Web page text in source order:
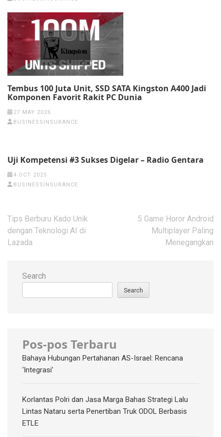
Tembus 100 Juta Unit, SSD SATA Kingston A400 Jadi
Komponen Favorit Rakit PC Dunia
27 MAY 2026
BUSINESSINSURANCE
Uji Kompetensi #3 Sukses Digelar – Radio Gentara
4 OCT 2025
BUSINESSINSURANCE
Post
navigation
Tips Berburu Kado Unik
dengan Teknologi AI di
Lazada
5 Game Horor Android
Multiplayer Paling
Menegangkan
Search
Search
Pos-pos Terbaru
Bahaya Hubungan Pertahanan AS-Israel: Rencana
‘Integrasi’
Korlantas Polri dan Jasa Marga Bahas Strategi Lalu
Lintas Nataru serta Penertiban Truk ODOL Berbasis
ETLE